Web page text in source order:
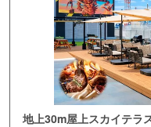
地上30m屋上スカイテラ